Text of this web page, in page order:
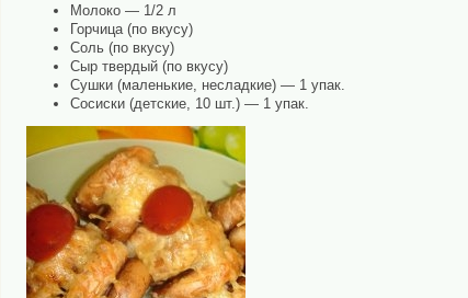
Молоко — 1/2 л
Горчица (по вкусу)
Соль (по вкусу)
Сыр твердый (по вкусу)
Сушки (маленькие, несладкие) — 1 упак.
Сосиски (детские, 10 шт.) — 1 упак.